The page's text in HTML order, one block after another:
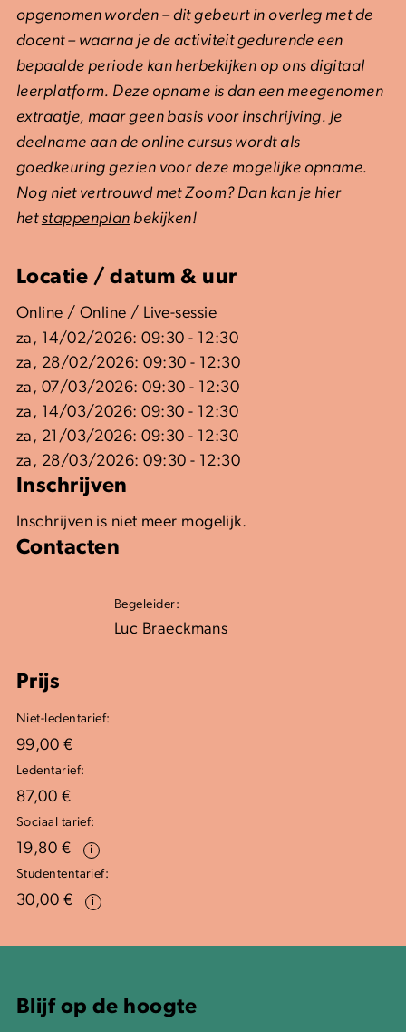
opgenomen worden – dit gebeurt in overleg met de
docent – waarna je de activiteit gedurende een
bepaalde periode kan herbekijken op ons digitaal
leerplatform. Deze opname is dan een meegenomen
extraatje, maar geen basis voor inschrijving. Je
deelname aan de online cursus wordt als
goedkeuring gezien voor deze mogelijke opname.
Nog niet vertrouwd met Zoom? Dan kan je hier
hetstappenplan bekijken!
Locatie / datum & uur
Online / Online / Live-sessie
za, 14/02/2026: 09:30 - 12:30
za, 28/02/2026: 09:30 - 12:30
za, 07/03/2026: 09:30 - 12:30
za, 14/03/2026: 09:30 - 12:30
za, 21/03/2026: 09:30 - 12:30
za, 28/03/2026: 09:30 - 12:30
Inschrijven
Inschrijven is niet meer mogelijk.
Contacten
Begeleider:
Luc Braeckmans
Prijs
Niet-ledentarief:
99,00 €
Ledentarief:
87,00 €
Sociaal tarief:
19,80 € i
Studententarief:
30,00 € i
Blijf op de hoogte